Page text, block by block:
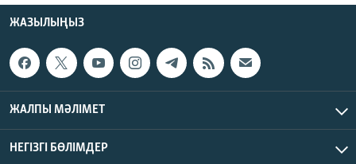
ЖАЗЫЛЫҢЫЗ
ЖАЛПЫ МӘЛІМЕТ
НЕГІЗГІ БӨЛІМДЕР